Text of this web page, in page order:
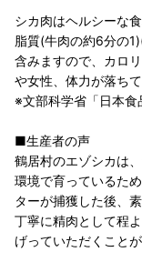
シカ肉はヘルシーな
脂質(牛肉の約6分の
含みますので、カロ
や女性、体力が落ち
※文部科学省「日本食
■生産者の声
鶴居村のエゾシカは
環境で育っているた
ターが捕獲した後、
丁寧に精肉として程
げっていただくことが